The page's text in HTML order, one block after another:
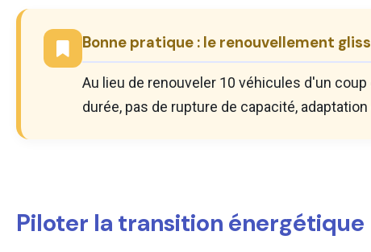
Bonne pratique : le renouvellement
Au lieu de renouveler 10 véhicules d'un coup
durée, pas de rupture de capacité,
Piloter la transition énergétique